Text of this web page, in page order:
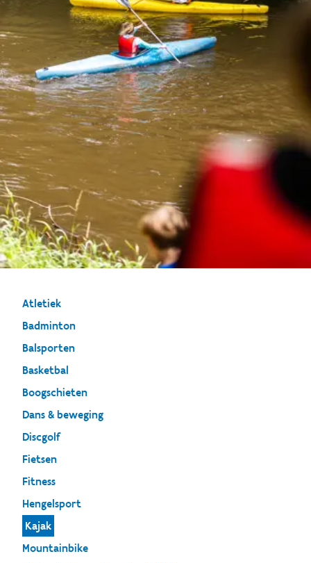
Atletiek
Badminton
Balsporten
Basketbal
Boogschieten
Dans & beweging
Discgolf
Fietsen
Fitness
Hengelsport
Kajak
Mountainbike